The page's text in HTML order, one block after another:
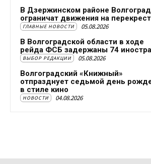
В Дзержинском районе
ограничат движения на
ГЛАВНЫЕ НОВОСТИ 05.08.2026
В Волгоградской области в ходе
рейда ФСБ задержаны 74
ВЫБОР РЕДАКЦИИ 05.08.2026
Волгоградский «Книжный»
отпразднует седьмой день
в стиле кино
НОВОСТИ 04.08.2026